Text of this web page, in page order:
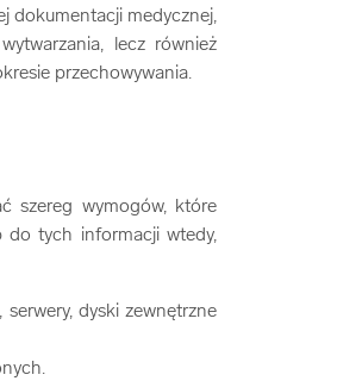
dokumentacji medycznej,
lecz również
przechowywania.
szereg wymogów, które
do tych informacji wtedy,
dyski zewnętrzne